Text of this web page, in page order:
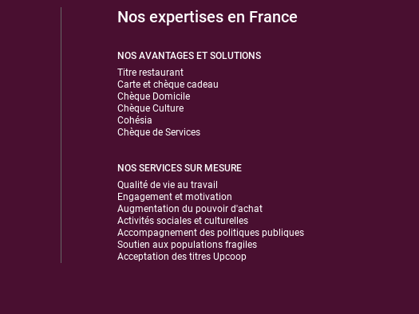
Nos expertises en France
NOS AVANTAGES ET SOLUTIONS
Titre restaurant
Carte et chèque cadeau
Chèque Domicile
Chèque Culture
Cohésia
Chèque de Services
NOS SERVICES SUR MESURE
Qualité de vie au travail
Engagement et motivation
Augmentation du pouvoir d'achat
Activités sociales et culturelles
Accompagnement des politiques publiques
Soutien aux populations fragiles
Acceptation des titres Upcoop